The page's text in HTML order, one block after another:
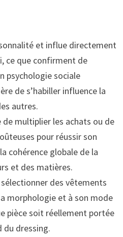
et influe directement
ce que confirment de
psychologie sociale
de s’habiller influence la
autres.
de multiplier les achats ou de
pour réussir son
cohérence globale de la
et des matières.
sélectionner des vêtements
morphologie et à son mode
pièce soit réellement portée
du dressing.